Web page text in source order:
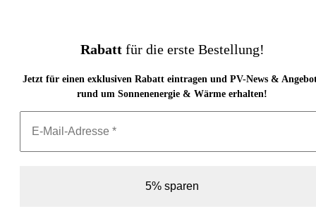
Rabattfür die erste Bestellung!
Jetzt für einen exklusiven Rabatt eintragen und PV-News &
rund um Sonnenenergie & Wärme erhalten!